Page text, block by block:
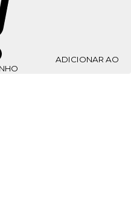
ADICIONAR AO